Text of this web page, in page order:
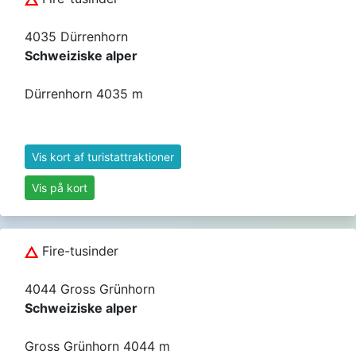
4035 Dürrenhorn
Schweiziske alper
Dürrenhorn 4035 m
Vis kort af turistattraktioner
Vis på kort
Fire-tusinder
4044 Gross Grünhorn
Schweiziske alper
Gross Grünhorn 4044 m